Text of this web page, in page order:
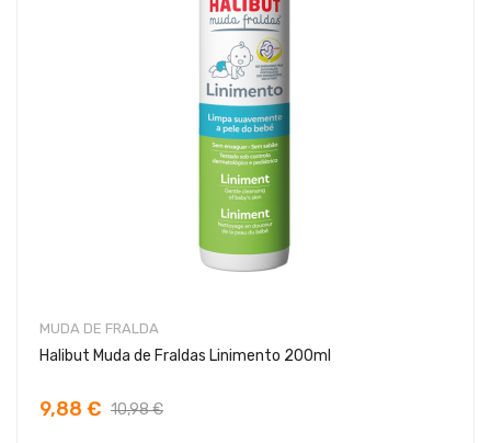
MUDA DE FRALDA
Halibut Muda de Fraldas Linimento 200ml
9,88 € 10,98 €